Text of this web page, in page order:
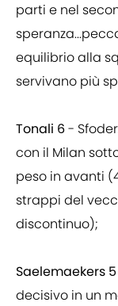
parti e nel
equilibrio alla
servivano più
Tonali 6-
con il Milan
peso in avanti
strappi del
discontinuo);
Saelemaekers 5
decisivo in un